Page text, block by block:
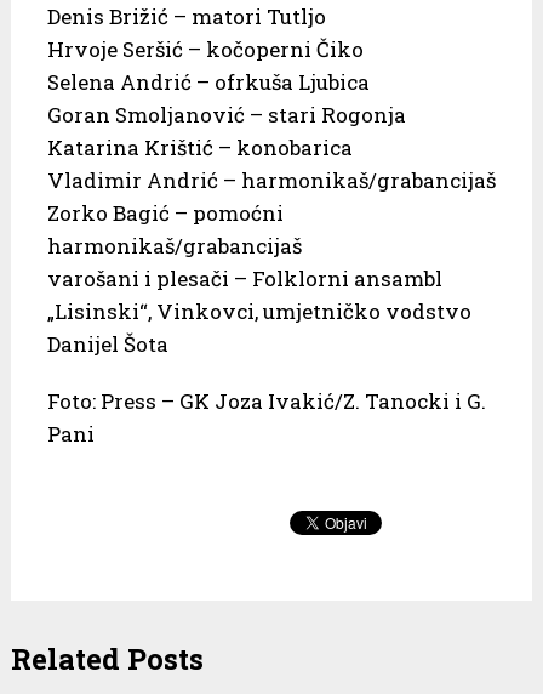
Denis Brižić – matori Tutljo
Hrvoje Seršić – kočoperni Čiko
Selena Andrić – ofrkuša Ljubica
Goran Smoljanović – stari Rogonja
Katarina Krištić – konobarica
Vladimir Andrić – harmonikaš/grabancijaš
Zorko Bagić – pomoćni
harmonikaš/grabancijaš
varošani i plesači – Folklorni ansambl
„Lisinski“, Vinkovci, umjetničko vodstvo
Danijel Šota
Foto: Press – GK Joza Ivakić/Z. Tanocki i G.
Pani
Related Posts